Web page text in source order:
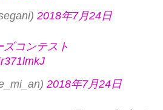
2018年7月24日
コンテスト
2018年7月24日